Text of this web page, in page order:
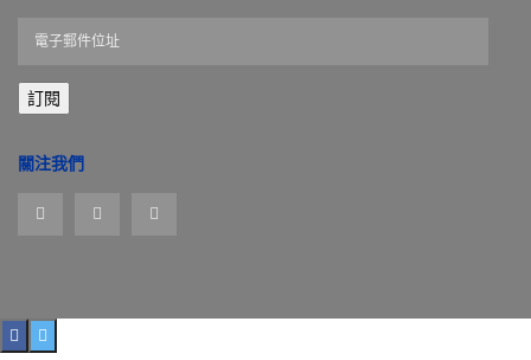
郵
件
址
訂閱
關注我們